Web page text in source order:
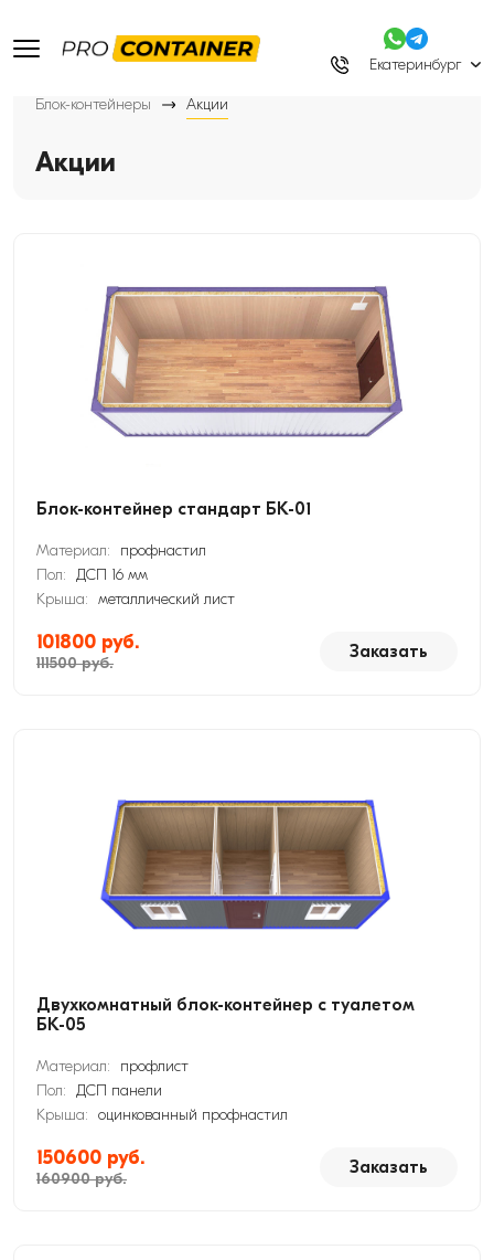
Екатеринбург
Блок-контейнеры Акции
Акции
Блок-контейнер стандарт БК-01
Материал:
профнастил
Пол: ДСП 16 мм
Крыша: металлический лист
101800 руб.
111500 руб.
Заказать
Двухкомнатный блок-контейнер с туалетом
БК-05
Материал:
профлист
Пол: ДСП панели
Крыша: оцинкованный профнастил
150600 руб.
160900 руб.
Заказать